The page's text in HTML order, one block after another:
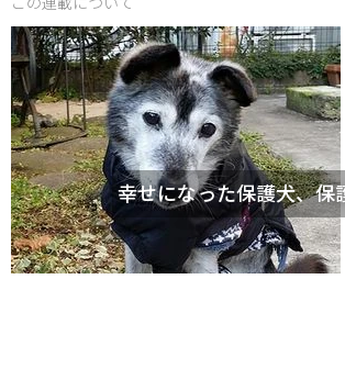
幸せになった保護犬、保